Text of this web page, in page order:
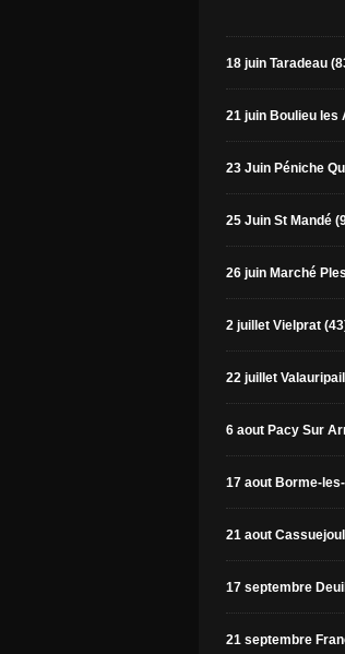
18 juin Taradeau
21 juin Boulieu les
23 Juin Péniche
25 Juin St Mandé
26 juin Marché
2 juillet Vielprat
22 juillet
6 aout Pacy Sur
17 aout Borme-
21 aout
17 septembre
21 septembre